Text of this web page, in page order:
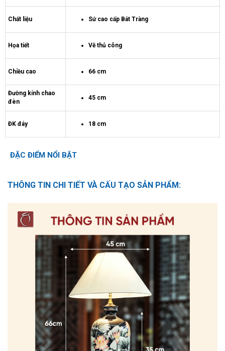
Chất liệu Sứ cao cấp Bát Tràng
Họa tiết Vẽ thủ công
Chiều cao 66 cm
Đường kính chao
đèn
45 cm
ĐK đáy 18 cm
ĐẶC ĐIỂM NỔI BẬT
THÔNG TIN CHI TIẾT VÀ CẤU TẠO SẢN PHẨM: